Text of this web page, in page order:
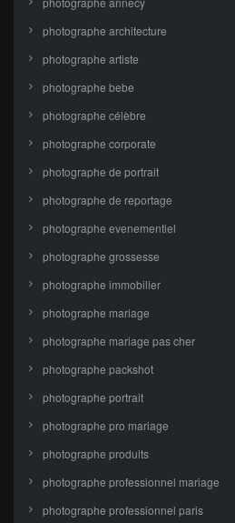
photographe architecture
photographe artiste
photographe bebe
photographe célèbre
photographe corporate
photographe de portrait
photographe de reportage
photographe evenementiel
photographe grossesse
photographe immobilier
photographe mariage
photographe mariage pas cher
photographe packshot
photographe portrait
photographe pro mariage
photographe produits
photographe professionnel mariage
photographe professionnel paris